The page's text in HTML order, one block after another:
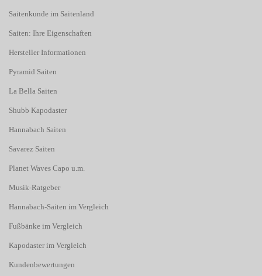
Saitenkunde im Saitenland
Saiten: Ihre Eigenschaften
Hersteller Informationen
Pyramid Saiten
La Bella Saiten
Shubb Kapodaster
Hannabach Saiten
Savarez Saiten
Planet Waves Capo u.m.
Musik-Ratgeber
Hannabach-Saiten im Vergleich
Fußbänke im Vergleich
Kapodaster im Vergleich
Kundenbewertungen